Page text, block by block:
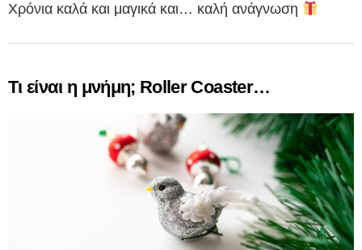
Χρόνια καλά και μαγικά και… καλή ανάγνωση
Τι είναι η μνήμη; Roller Coaster…